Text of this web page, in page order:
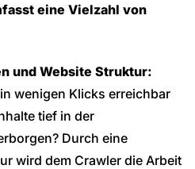
eine Vielzahl von
und Website Struktur:
wenigen Klicks erreichbar
tief in der
Durch eine
wird dem Crawler die Arbeit